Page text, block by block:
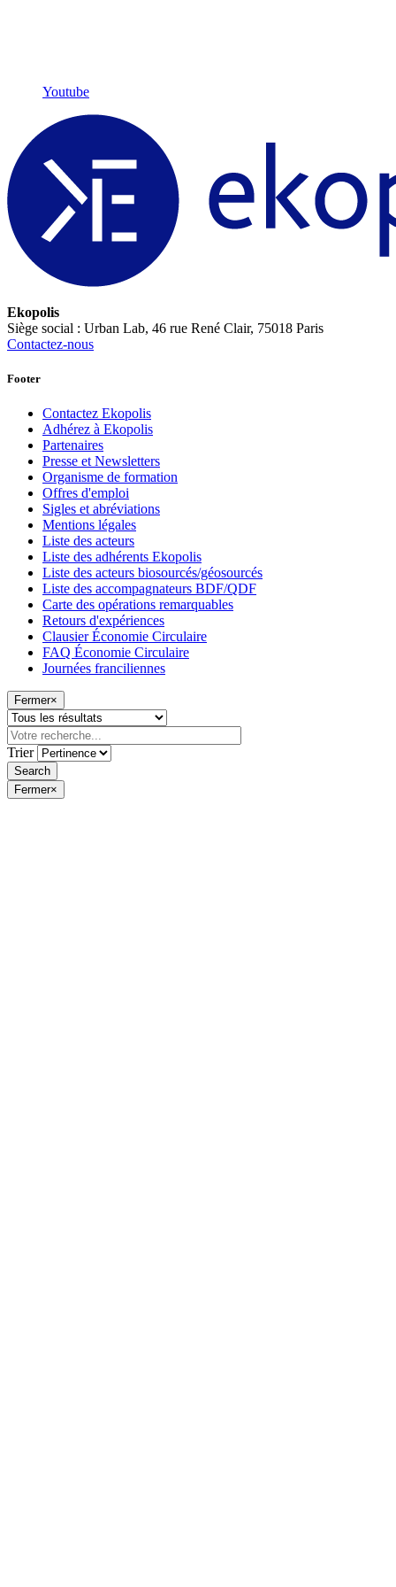
Youtube
Ekopolis
Siège social : Urban Lab, 46 rue René Clair, 75018 Paris
Contactez-nous
Footer
Contactez Ekopolis
Adhérez à Ekopolis
Partenaires
Presse et Newsletters
Organisme de formation
Offres d'emploi
Sigles et abréviations
Mentions légales
Liste des acteurs
Liste des adhérents Ekopolis
Liste des acteurs biosourcés/géosourcés
Liste des accompagnateurs BDF/QDF
Carte des opérations remarquables
Retours d'expériences
Clausier Économie Circulaire
FAQ Économie Circulaire
Journées franciliennes
Fermer×
Trier
Fermer×